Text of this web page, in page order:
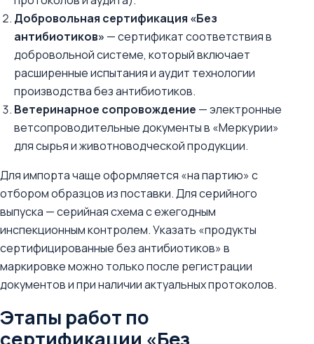
Добровольная сертификация «Без
антибиотиков» — сертификат соответствия в
добровольной системе, который включает
расширенные испытания и аудит технологии
производства без антибиотиков.
Ветеринарное сопровождение — электронные
ветсопроводительные документы в «Меркурии»
для сырья и животноводческой продукции.
Для импорта чаще оформляется «на партию» с
отбором образцов из поставки. Для серийного
выпуска — серийная схема с ежегодным
инспекционным контролем. Указать «продукты
сертифицированные без антибиотиков» в
маркировке можно только после регистрации
документов и при наличии актуальных протоколов.
Этапы работ по
сертификации «Без